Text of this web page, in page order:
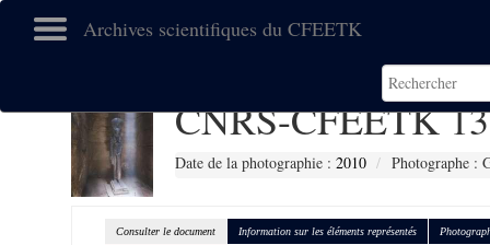
Archives scientifiques du CFEETK
CNRS-CFEETK
Date de la photographie : 2010 Photographe :
Consulter le document Information sur les éléments représentés